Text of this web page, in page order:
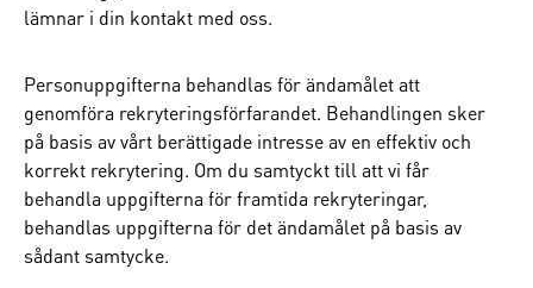
lämnar i din kontakt med oss.
Personuppgifterna behandlas för ändamålet att
genomföra rekryteringsförfarandet. Behandlingen sker
på basis av vårt berättigade intresse av en effektiv och
korrekt rekrytering. Om du samtyckt till att vi får
behandla uppgifterna för framtida rekryteringar,
behandlas uppgifterna för det ändamålet på basis av
sådant samtycke.